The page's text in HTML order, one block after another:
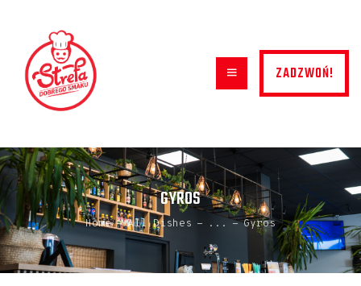
ZADZWOŃ!
GYROS
Home All Dishes ... Gyros
MENU
O NAS
KONTAKT
GALERIA
DOSTAWA